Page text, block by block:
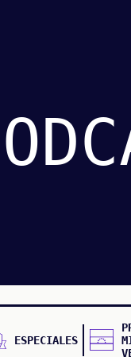
ESPECIALES